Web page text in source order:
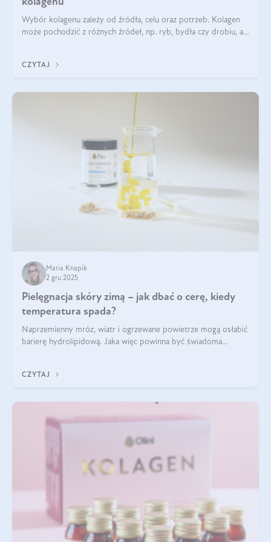
Wybór kolagenu zależy od źródła, celu oraz potrzeb. Kolagen
może pochodzić z różnych źródeł, np. ryb, bydła czy drobiu, a
bydlęcy.
CZYTAJ
Maria Knapik
2 gru 2025
Pielęgnacja skóry zimą – jak dbać o cerę, kiedy
temperatura spada?
Naprzemienny mróz, wiatr i ogrzewane powietrze mogą osłabić
barierę hydrolipidową. Jaka więc powinna być świadoma
CZYTAJ